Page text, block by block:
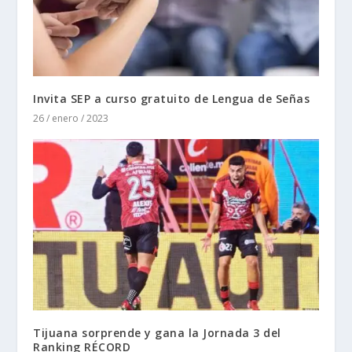
Invita SEP a curso gratuito de Lengua de Señas
26 / enero / 2023
Tijuana sorprende y gana la Jornada 3 del
Ranking RÉCORD